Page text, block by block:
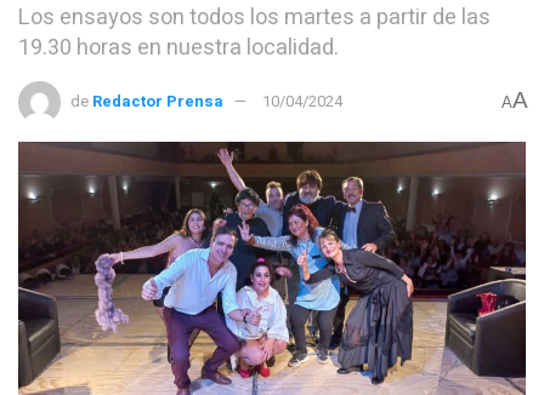
Los ensayos son todos los martes a partir de las
19.30 horas en nuestra localidad.
de Redactor Prensa 10/04/2024 AA